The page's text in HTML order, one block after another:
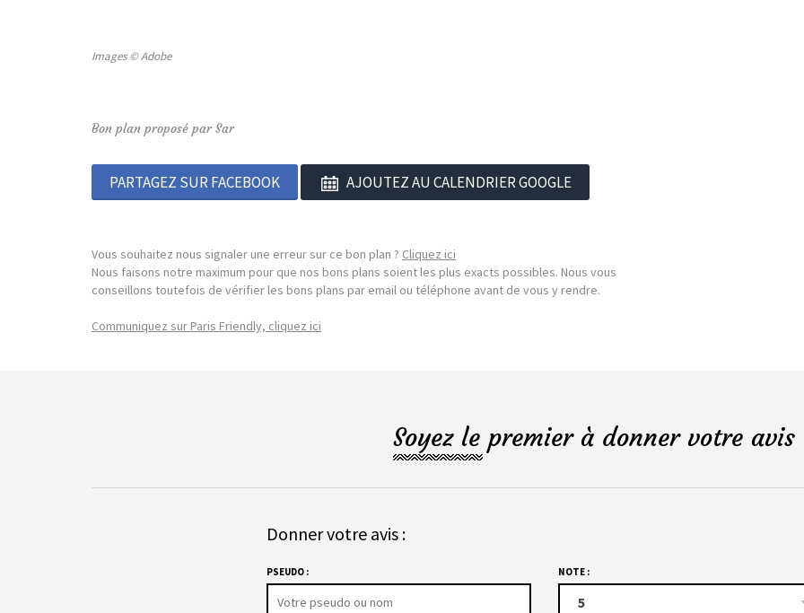
Images © Adobe
Bon plan proposé par Sar
PARTAGEZ SUR FACEBOOK AJOUTEZ AU CALENDRIER GOOGLE
Vous souhaitez nous signaler une erreur sur ce bon plan ? Cliquez ici
Nous faisons notre maximum pour que nos bons plans soient les plus exacts possibles. Nous vous
conseillons toutefois de vérifier les bons plans par email ou téléphone avant de vous y rendre.
Communiquez sur Paris Friendly, cliquez ici
Soyez le premier à donner votre
Donner votre avis :
PSEUDO : NOTE :
5